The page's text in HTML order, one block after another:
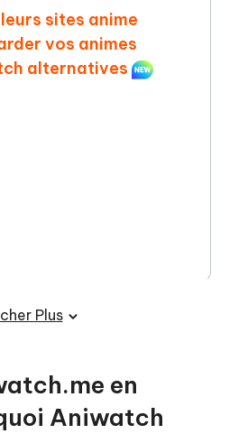
sites anime
vos animes
alternatives
votre Expérience
Tenorshare Phone
Plus
en
Aniwatch